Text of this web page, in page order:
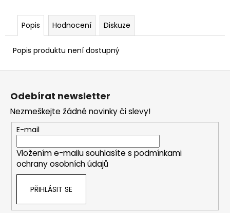
Popis Hodnocení Diskuze
Popis produktu není dostupný
Odebírat newsletter
Nezmeškejte žádné novinky či slevy!
E-mail
Vložením e-mailu souhlasíte s podmínkami
ochrany osobních údajů
PŘIHLÁSIT SE